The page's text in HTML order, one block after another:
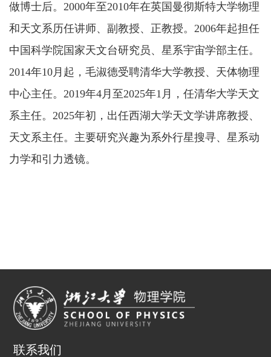
做博士后。2000年至2010年在英国曼彻斯特大学物理
和天文系历任讲师、副教授、正教授。2006年起担任
中国科学院国家天文台研究员、星系宇宙学部主任。
2014年10月起，毛淑德受聘清华大学教授、天体物理
中心主任。2019年4月至2025年1月，任清华大学天文
系主任。2025年初，出任西湖大学天文学讲席教授、
天文系主任。主要研究兴趣为系外行星搜寻、星系动
力学和引力透镜。
联系我们